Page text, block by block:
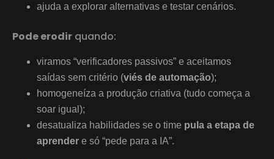
ajuda a explorar alternativas e testar cenários.
Pode erodir quando:
viramos “verificadores passivos” e aceitamos
saídas sem critério (viés de automação);
homogeneíza a produção criativa (tudo começa a
soar igual);
desatualiza habilidades se o time pula a etapa de
aprender e só “pede para a IA”.